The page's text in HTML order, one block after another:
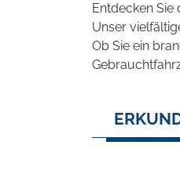
Entdecken
Unser
Ob Sie ein